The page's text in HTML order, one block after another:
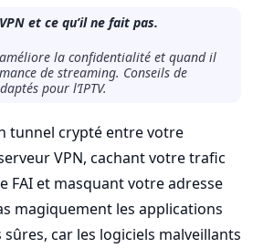
et ce qu’il ne fait pas.
la confidentialité et quand il
de streaming. Conseils de
pour l’IPTV.
tunnel crypté entre votre
VPN, cachant votre trafic
FAI et masquant votre adresse
magiquement les applications
sûres, car les logiciels malveillants